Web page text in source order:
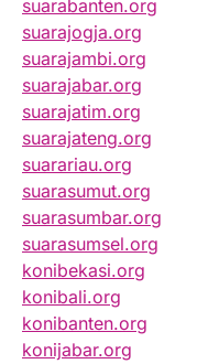
suarabanten.org
suarajogja.org
suarajambi.org
suarajabar.org
suarajatim.org
suarajateng.org
suarariau.org
suarasumut.org
suarasumbar.org
suarasumsel.org
konibekasi.org
konibali.org
konibanten.org
konijabar.org